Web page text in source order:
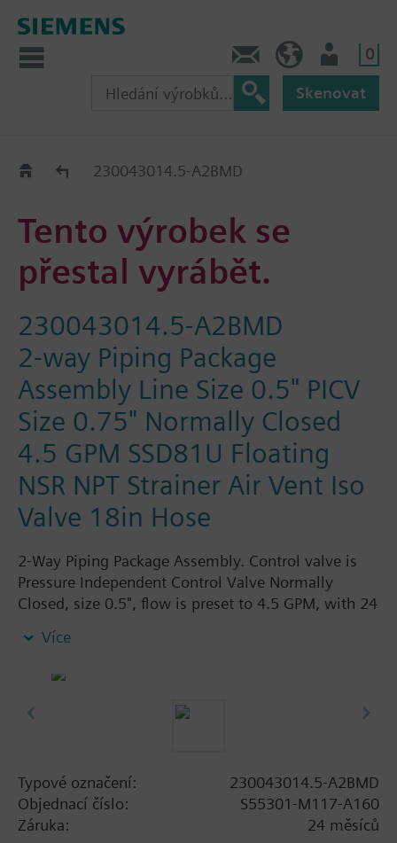
0
Skenovat
Old2New230043014.5-A2BMD
Tento výrobek se
přestal vyrábět.
230043014.5-A2BMD
2-way Piping Package
Assembly Line Size 0.5" PICV
Size 0.75" Normally Closed
4.5 GPM SSD81U Floating
NSR NPT Strainer Air Vent Iso
Valve 18in Hose
2-Way Piping Package Assembly. Control valve is
Pressure Independent Control Valve Normally
Closed, size 0.5", flow is preset to 4.5 GPM, with 24
Spring Return. The supply side has Y-Strainer with
and Isolation Valves are sized at 0.75". A pair of 18"
Více
Typové označení:
230043014.5-A2BMD
Objednací číslo:
S55301-M117-A160
Záruka:
24 měsíců